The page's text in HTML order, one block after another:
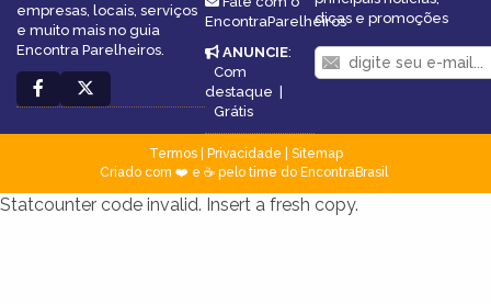
empresas, locais, serviços
e muito mais no guia
Encontra Parelheiros.
EncontraParelheiros
ANUNCIE:
Com
destaque |
Grátis
dicas e promoções
Termos| Privacidade
Sitemap
Criado com ❤️ e ☕ pelo time do EncontraBrasil
Statcounter code invalid. Insert a fresh copy.